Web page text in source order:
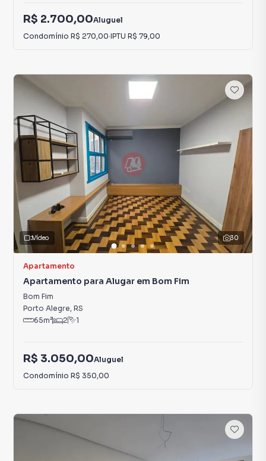
R$ 2.700,00Aluguel
Condomínio R$ 270,00·IPTU R$ 79,00
30
Vídeo
Apartamento
Apartamento para Alugar em Bom Fim
Bom Fim
Porto Alegre, RS
65m² 2 1
R$ 3.050,00Aluguel
Condomínio R$ 350,00